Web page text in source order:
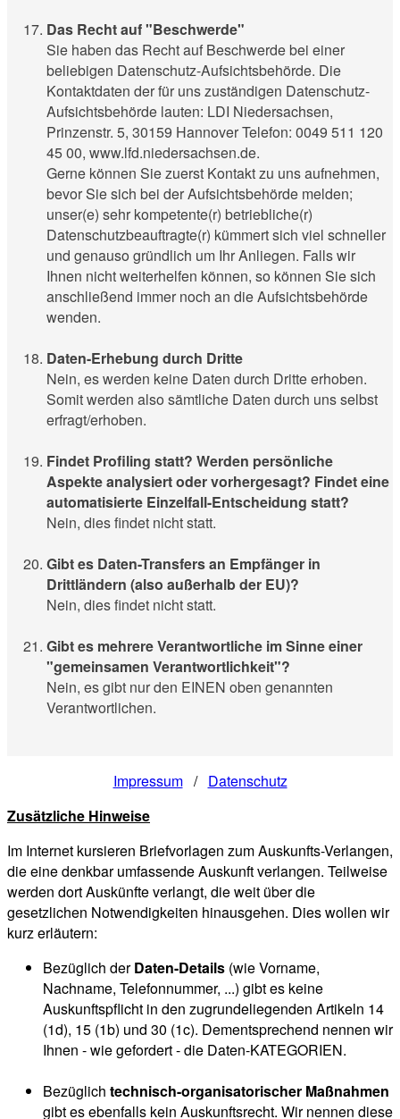
Das Recht auf "Beschwerde"
Sie haben das Recht auf Beschwerde bei einer
beliebigen Datenschutz-Aufsichtsbehörde. Die
Kontaktdaten der für uns zuständigen Datenschutz-
Aufsichtsbehörde lauten: LDI Niedersachsen,
Prinzenstr. 5, 30159 Hannover Telefon: 0049 511 120
45 00, www.lfd.niedersachsen.de.
Gerne können Sie zuerst Kontakt zu uns aufnehmen,
bevor Sie sich bei der Aufsichtsbehörde melden;
unser(e) sehr kompetente(r) betriebliche(r)
Datenschutzbeauftragte(r) kümmert sich viel schneller
und genauso gründlich um Ihr Anliegen. Falls wir
Ihnen nicht weiterhelfen können, so können Sie sich
anschließend immer noch an die Aufsichtsbehörde
wenden.
Daten-Erhebung durch Dritte
Nein, es werden keine Daten durch Dritte erhoben.
Somit werden also sämtliche Daten durch uns selbst
erfragt/erhoben.
Findet Profiling statt? Werden persönliche
Aspekte analysiert oder vorhergesagt? Findet eine
automatisierte Einzelfall-Entscheidung statt?
Nein, dies findet nicht statt.
Gibt es Daten-Transfers an Empfänger in
Drittländern (also außerhalb der EU)?
Nein, dies findet nicht statt.
Gibt es mehrere Verantwortliche im Sinne einer
"gemeinsamen Verantwortlichkeit"?
Nein, es gibt nur den EINEN oben genannten
Verantwortlichen.
Impressum/ Datenschutz
Zusätzliche Hinweise
Im Internet kursieren Briefvorlagen zum Auskunfts-Verlangen,
die eine denkbar umfassende Auskunft verlangen. Teilweise
werden dort Auskünfte verlangt, die weit über die
gesetzlichen Notwendigkeiten hinausgehen. Dies wollen wir
kurz erläutern:
Bezüglich derDaten-Details (wie Vorname,
Nachname, Telefonnummer, ...) gibt es keine
Auskunftspflicht in den zugrundeliegenden Artikeln 14
(1d), 15 (1b) und 30 (1c). Dementsprechend nennen wir
Ihnen - wie gefordert - die Daten-KATEGORIEN.
Bezüglich technisch-organisatorischer Maßnahmen
gibt es ebenfalls kein Auskunftsrecht. Wir nennen diese